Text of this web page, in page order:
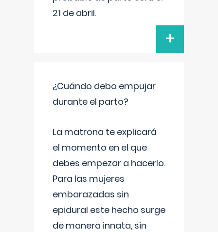
21 de abril.
+
¿Cuándo debo empujar
durante el parto?
La matrona te explicará
el momento en el que
debes empezar a hacerlo.
Para las mujeres
embarazadas sin
epidural este hecho surge
de manera innata, sin